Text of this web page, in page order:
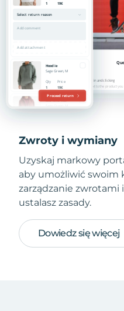
Zwroty i wymiany
Uzyskaj markowy
aby umożliwić swoim
zarządzanie zwrotami
ustalasz zasady.
Dowiedz się więcej